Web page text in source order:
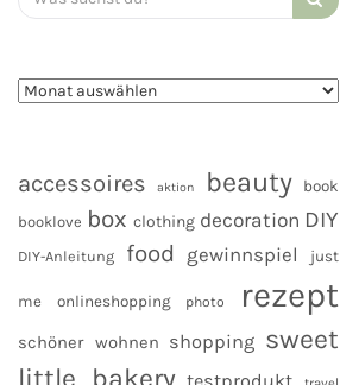
for:
accessoires aktion beauty
book
booklove box clothing decoration DIY
DIY-Anleitung food gewinnspiel just
me onlineshopping photo rezept
schöner wohnen shopping sweet
little bakery